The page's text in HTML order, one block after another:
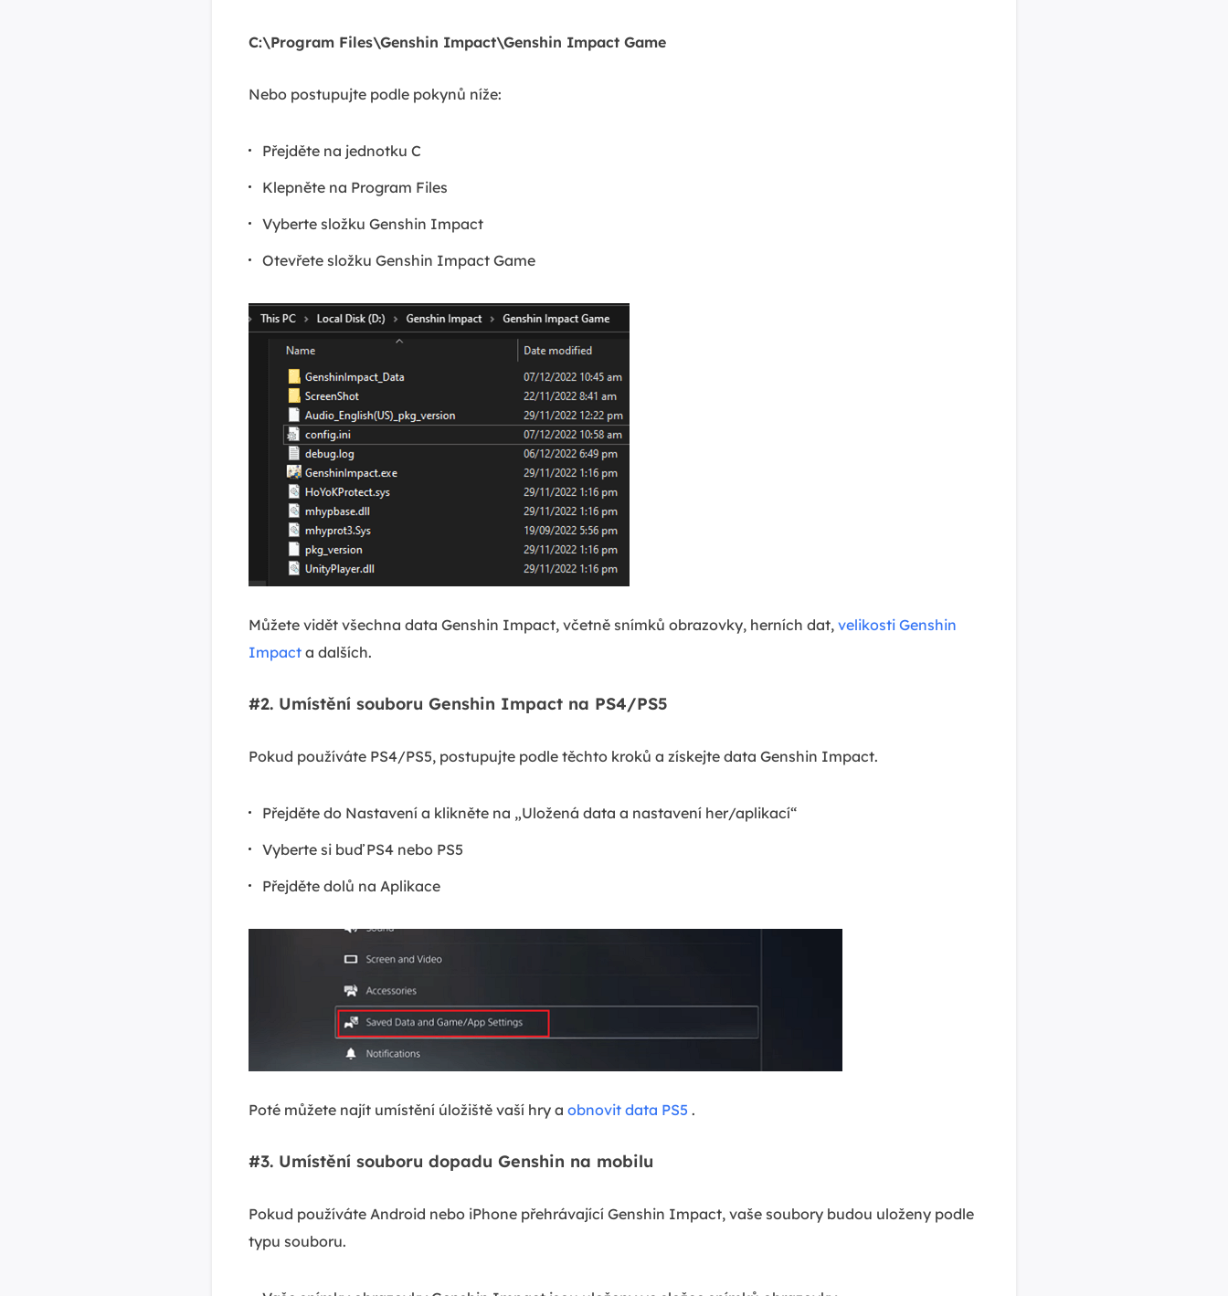
C:\Program Files\Genshin Impact\Genshin Impact Game
Nebo postupujte podle pokynů níže:
Přejděte na jednotku C
Klepněte na Program Files
Vyberte složku Genshin Impact
Otevřete složku Genshin Impact Game
Můžete vidět všechna data Genshin Impact, včetně snímků obrazovky, herních dat, velikosti Genshin
Impact a dalších.
#2. Umístění souboru Genshin Impact na PS4/PS5
Pokud používáte PS4/PS5, postupujte podle těchto kroků a získejte data Genshin Impact.
Přejděte do Nastavení a klikněte na „Uložená data a nastavení her/aplikací“
Vyberte si buď PS4 nebo PS5
Přejděte dolů na Aplikace
Poté můžete najít umístění úložiště vaší hry a obnovit data PS5 .
#3. Umístění souboru dopadu Genshin na mobilu
Pokud používáte Android nebo iPhone přehrávající Genshin Impact, vaše soubory budou uloženy podle
typu souboru.